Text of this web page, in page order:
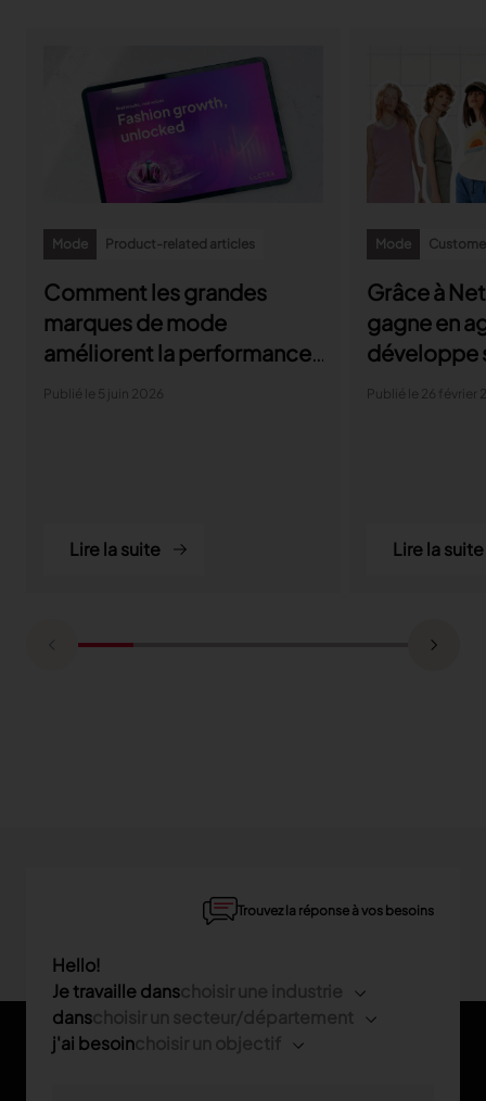
Mode Product-related articles
Comment les grandes
marques de mode
améliorent la performance
du retail
Publié le 5 juin 2026
Lire la suite
Mode
Grâce à
gagne en
développe
Publié le 26 février
Lire la suite
Trouvez la réponse à vos besoins
Hello!
Je travaille dans
dans
j'ai besoin